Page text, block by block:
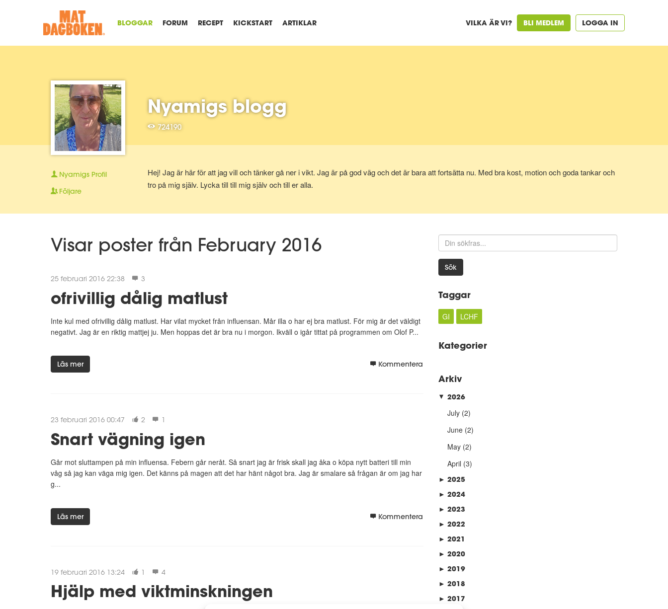
BLOGGAR FORUM RECEPT KICKSTART ARTIKLAR VILKA ÄR VI? BLI MEDLEM LOGGA IN
Nyamigs blogg
724190
Hej! Jag är här för att jag vill och tänker gå ner i vikt. Jag är på god väg och det är bara att fortsätta nu. Med bra kost, motion och goda tankar och
tro på mig själv. Lycka till till mig själv och till er alla.
Nyamigs Profil
Följare
Visar poster från February 2016
25 februari 2016 22:38 3
ofrivillig dålig matlust
Inte kul med ofrivillig dålig matlust. Har vilat mycket från influensan. Mår illa o har ej bra matlust. För mig är det väldigt
negativt. Jag är en riktig mattjej ju. Men hoppas det är bra nu i morgon. Ikväll o igår tittat på programmen om Olof P...
Läs mer Kommentera
23 februari 2016 00:47 2 1
Snart vägning igen
Går mot sluttampen på min influensa. Febern går neråt. Så snart jag är frisk skall jag åka o köpa nytt batteri till min
våg så jag kan väga mig igen. Det känns på magen att det har hänt något bra. Jag är smalare så frågan är om jag har
g...
Läs mer Kommentera
19 februari 2016 13:24 1 4
Hjälp med viktminskningen
Sök
Taggar
GI LCHF
Kategorier
Arkiv
► 2026
July (2)
June (2)
May (2)
April (3)
► 2025
► 2024
► 2023
► 2022
► 2021
► 2020
► 2019
► 2018
► 2017